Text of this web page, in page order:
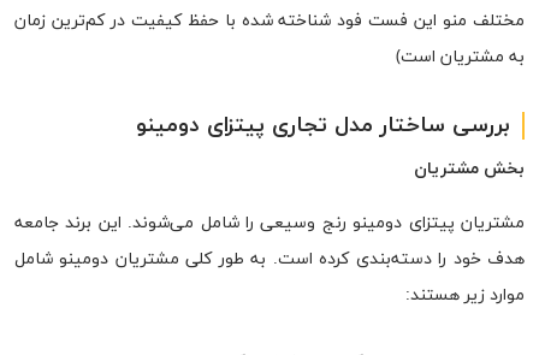
مختلف منو این فست فود شناخته شده با حفظ کیفیت در کم‌ترین زمان
به مشتریان است)
بررسی ساختار مدل تجاری پیتزای دومینو
بخش مشتریان
مشتریان پیتزای دومینو رنج وسیعی را شامل می‌شوند. این برند جامعه
هدف خود را دسته‌بندی کرده است. به طور کلی مشتریان دومینو شامل
موارد زیر هستند: